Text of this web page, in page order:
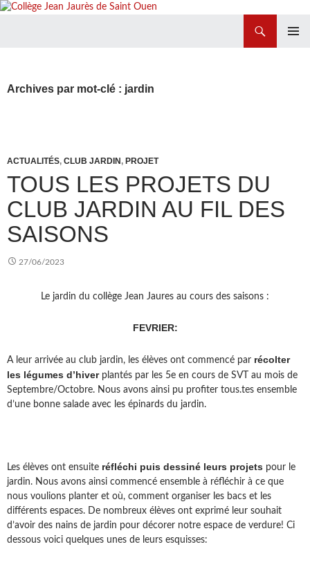
Archives par mot-clé : jardin
ACTUALITÉS, CLUB JARDIN , PROJET
TOUS LES PROJETS DU
CLUB JARDIN AU FIL DES
SAISONS
27/06/2023
Le jardin du collège Jean Jaures au cours des saisons :
FEVRIER:
A leur arrivée au club jardin, les élèves ont commencé par récolter
les légumes d’hiverplantés par les 5e en cours de SVT au mois de
Septembre/Octobre. Nous avons ainsi pu profiter tous.tes ensemble
d’une bonne salade avec les épinards du jardin.
Les élèves ont ensuite réfléchi puis dessiné leurs projets pour le
jardin. Nous avons ainsi commencé ensemble à réfléchir à ce que
nous voulions planter et où, comment organiser les bacs et les
différents espaces. De nombreux élèves ont exprimé leur souhait
d’avoir des nains de jardin pour décorer notre espace de verdure! Ci
dessous voici quelques unes de leurs esquisses: